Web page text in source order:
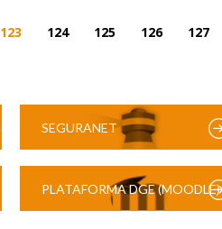
123 124 125 126 127
SEGURANET
PLATAFORMA DGE (MOODLE)